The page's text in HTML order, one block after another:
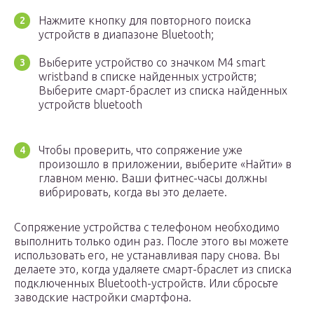
Нажмите кнопку для повторного поиска
устройств в диапазоне Bluetooth;
Выберите устройство со значком M4 smart
wristband в списке найденных устройств;
Выберите смарт-браслет из списка найденных
устройств bluetooth
Чтобы проверить, что сопряжение уже
произошло в приложении, выберите «Найти» в
главном меню. Ваши фитнес-часы должны
вибрировать, когда вы это делаете.
Сопряжение устройства с телефоном необходимо
выполнить только один раз. После этого вы можете
использовать его, не устанавливая пару снова. Вы
делаете это, когда удаляете смарт-браслет из списка
подключенных Bluetooth-устройств. Или сбросьте
заводские настройки смартфона.